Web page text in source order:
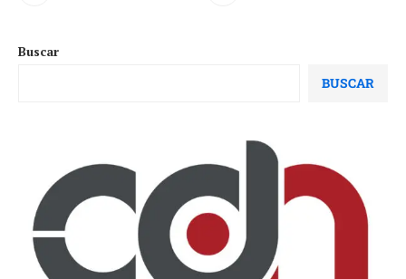
Buscar
BUSCAR